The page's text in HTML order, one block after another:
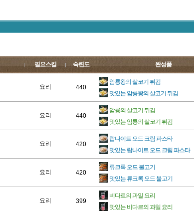
필요스킬 숙련도 완성품
요리 440
암룡왕의 살코기 튀김
맛있는 암룡왕의 살코기 튀김
요리 440
암룡의 살코기 튀김
맛있는 암룡의 살코기 튀김
요리 420
랍나이트 오드 크림 파스타
맛있는 랍나이트 오드 크림 파스타
요리 420
류크록 오드 불고기
맛있는 류크록 오드 불고기
요리 399
비다르의 과일 요리
맛있는 비다르의 과일 요리